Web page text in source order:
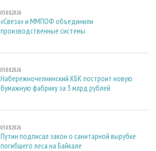
05.08.2026
«Свеза» и ММПОФ объединили
производственные системы
05.08.2026
Набережночелнинский КБК построит новую
бумажную фабрику за 3 млрд рублей
05.08.2026
Путин подписал закон о санитарной вырубке
погибшего леса на Байкале